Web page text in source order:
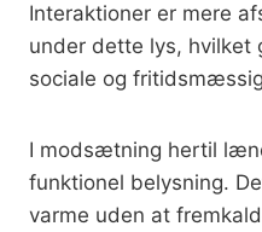
Interaktioner er mere
under dette lys, hvilket
sociale og
I modsætning hertil
funktionel belysning.
varme uden at